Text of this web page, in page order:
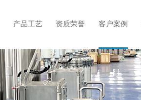
产品工艺 资质荣誉 客户案例